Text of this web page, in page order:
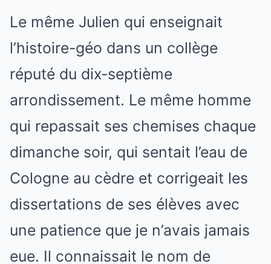
Le même Julien qui enseignait
l’histoire-géo dans un collège
réputé du dix-septième
arrondissement. Le même homme
qui repassait ses chemises chaque
dimanche soir, qui sentait l’eau de
Cologne au cèdre et corrigeait les
dissertations de ses élèves avec
une patience que je n’avais jamais
eue. Il connaissait le nom de